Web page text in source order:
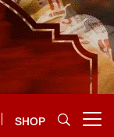
SHOP